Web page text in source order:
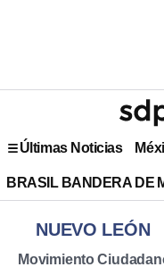
Últimas Noticias
BRASIL BANDERA DE
NUEVO LEÓN
Movimiento